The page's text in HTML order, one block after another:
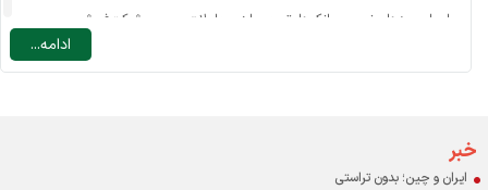
اسرار سودهای نجومی بانک‌ها: تسعیر ارز، معاملات صوری و شرکت‌فروشی
ادامه...
خبر
ایران و چین؛ بدون تراستی